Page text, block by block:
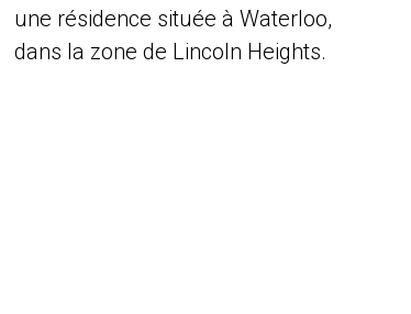
une résidence située à Waterloo,
dans la zone de Lincoln Heights.